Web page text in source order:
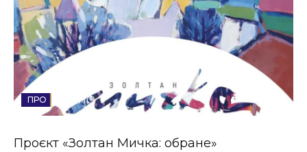
Соціум
Спорт
Стиль життя
Втрачений Ужгород
Втрачений Ужгород (відеоверсія)
АНОНС
Проєкт «Золтан Мичка: обране»